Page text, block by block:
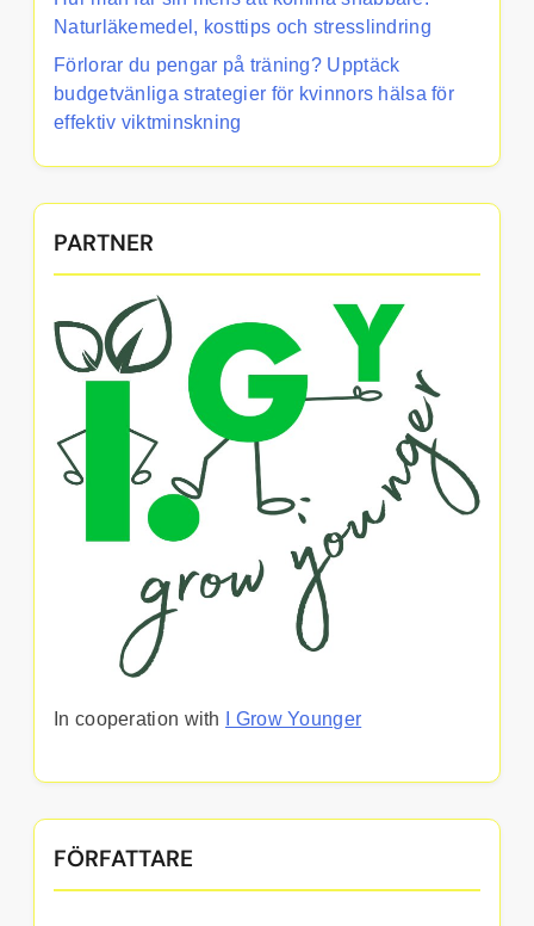
Naturläkemedel, kosttips och stresslindring
Förlorar du pengar på träning? Upptäck
budgetvänliga strategier för kvinnors hälsa för
effektiv viktminskning
PARTNER
In cooperation with I Grow Younger
FÖRFATTARE